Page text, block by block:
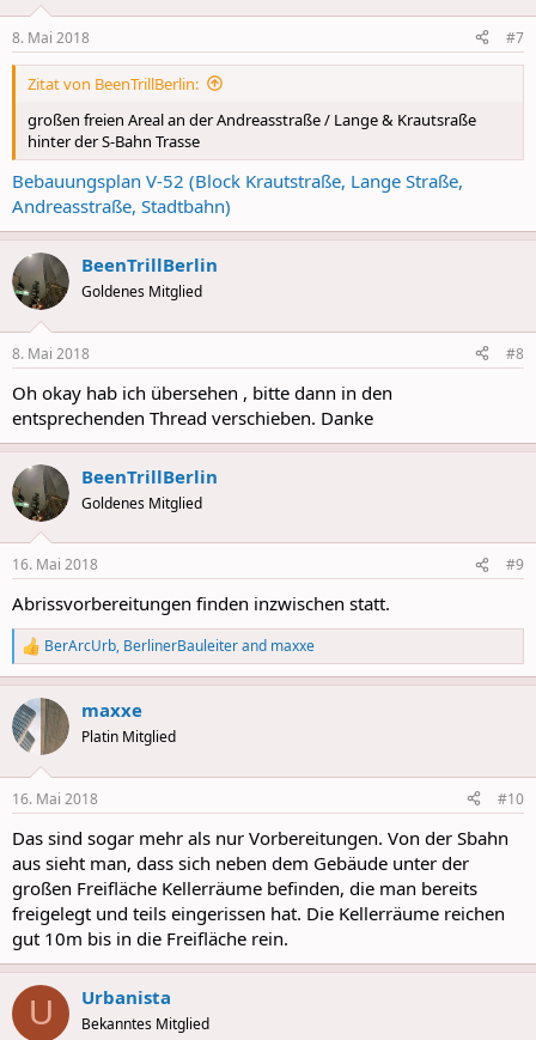
s
:
8. Mai 2018 #7
Zitat von BeenTrillBerlin:
großen freien Areal an der Andreasstraße / Lange & Krautsraße
hinter der S-Bahn Trasse
Bebauungsplan V-52 (Block Krautstraße, Lange Straße,
Andreasstraße, Stadtbahn)
BeenTrillBerlin
Goldenes Mitglied
8. Mai 2018 #8
Oh okay hab ich übersehen , bitte dann in den
entsprechenden Thread verschieben. Danke
BeenTrillBerlin
Goldenes Mitglied
16. Mai 2018 #9
Abrissvorbereitungen finden inzwischen statt.
R
e
a
c
t
i
s
BerArcUrb, BerlinerBauleiterand maxxe
maxxe
Platin Mitglied
16. Mai 2018 #10
Das sind sogar mehr als nur Vorbereitungen. Von der Sbahn
aus sieht man, dass sich neben dem Gebäude unter der
großen Freifläche Kellerräume befinden, die man bereits
freigelegt und teils eingerissen hat. Die Kellerräume reichen
gut 10m bis in die Freifläche rein.
U Urbanista
Bekanntes Mitglied